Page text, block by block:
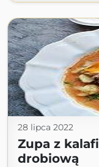
28 lipca 2022
Zupa z
drobiową